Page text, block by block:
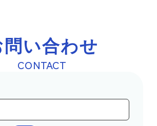
問い合わせ
CONTACT